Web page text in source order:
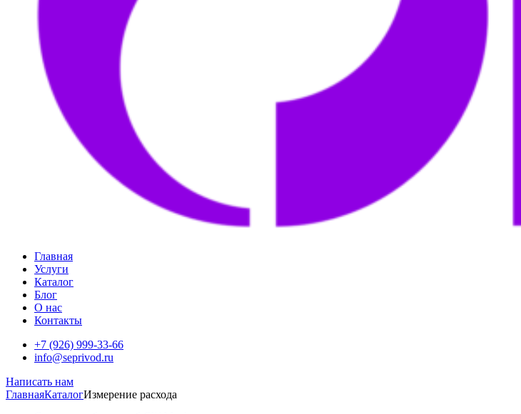
Главная
Услуги
Каталог
Блог
О нас
Контакты
+7 (926) 999-33-66
info@seprivod.ru
Написать нам
ГлавнаяКаталогИзмерение расхода